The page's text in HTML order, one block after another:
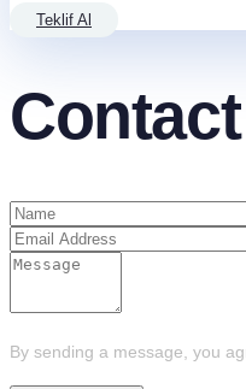
Teklif Al
Contact
By sending a message, you